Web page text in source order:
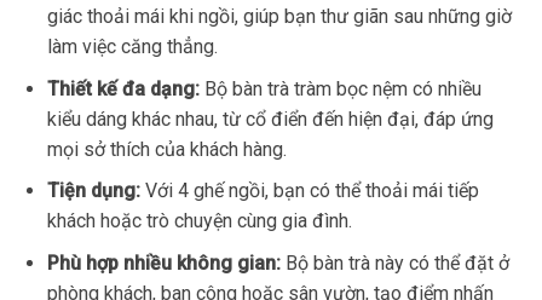
giác thoải mái khi ngồi, giúp bạn thư giãn sau những giờ
làm việc căng thẳng.
Thiết kế đa dạng: Bộ bàn trà tràm bọc nệm có nhiều
kiểu dáng khác nhau, từ cổ điển đến hiện đại, đáp ứng
mọi sở thích của khách hàng.
Tiện dụng: Với 4 ghế ngồi, bạn có thể thoải mái tiếp
khách hoặc trò chuyện cùng gia đình.
Phù hợp nhiều không gian: Bộ bàn trà này có thể đặt ở
phòng khách, ban công hoặc sân vườn, tạo điểm nhấn